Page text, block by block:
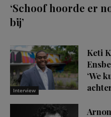
‘Schoof hoorde er
bij’
Interview
Keti
‘We